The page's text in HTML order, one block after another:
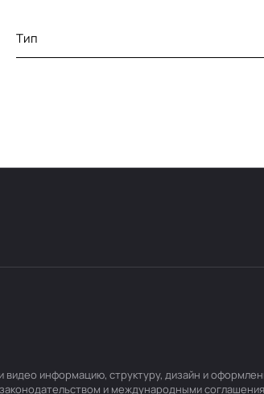
Тип
информацию, структуру, дизайн и
и международными